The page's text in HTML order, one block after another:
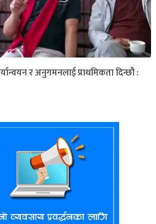
र अनुगमनलाई प्राथमिकता दिन्छौ :